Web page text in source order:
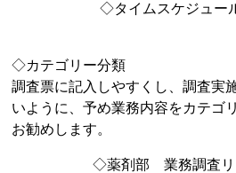
◇タイムスケジュー
◇カテゴリー分類
調査票に記入しやすくし、調査実
いように、予め業務内容をカテゴ
お勧めします。
◇薬剤部 業務調査